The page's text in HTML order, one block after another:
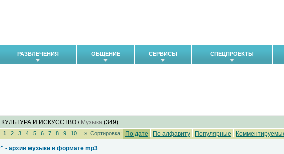
РАЗВЛЕЧЕНИЯ ОБЩЕНИЕ СЕРВИСЫ СПЕЦПРОЕКТЫ
КУЛЬТУРА И ИСКУССТВО / Музыка (349)
1 2 3 4 5 6 7 8 9 10 ... » Сортировка: По дате По алфавиту Популярные
- архив музыки в формате mp3